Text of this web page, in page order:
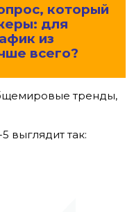
который
для
из
всего?
тренды,
выглядит так: